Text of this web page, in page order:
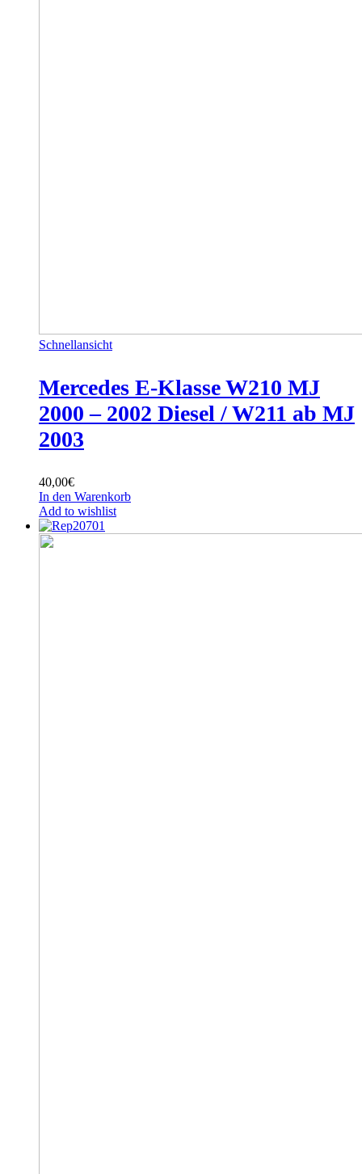
Schnellansicht
Mercedes E-Klasse W210 MJ
2000 – 2002 Diesel / W211 ab MJ
2003
40,00€
In den Warenkorb
Add to wishlist